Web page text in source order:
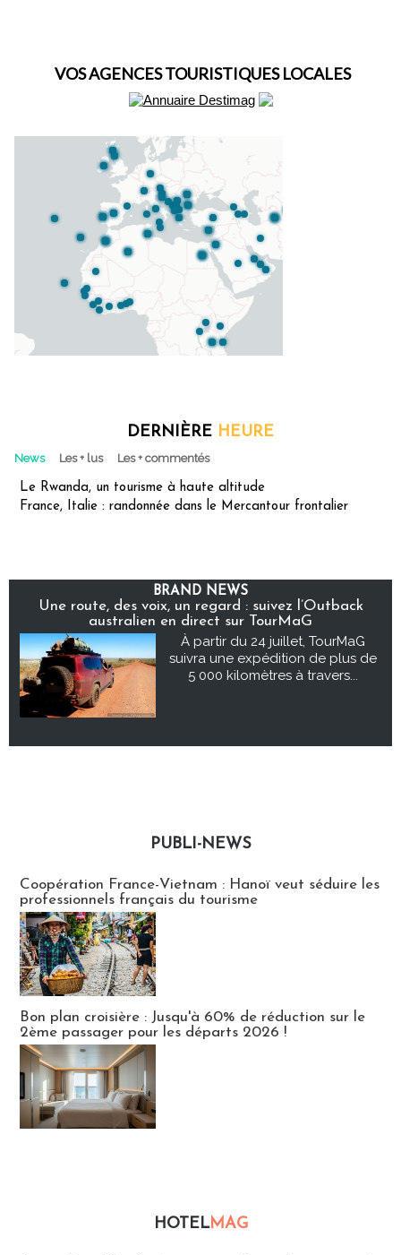
VOS AGENCES TOURISTIQUES LOCALES
DERNIÈRE HEURE
News Les + lus Les + commentés
Le Rwanda, un tourisme à haute altitude
France, Italie : randonnée dans le Mercantour frontalier
BRAND NEWS
Une route, des voix, un regard : suivez l’Outback
australien en direct sur TourMaG
À partir du 24 juillet, TourMaG
suivra une expédition de plus de
5 000 kilomètres à travers...
PUBLI-NEWS
Coopération France-Vietnam : Hanoï veut séduire les
professionnels français du tourisme
Bon plan croisière : Jusqu'à 60% de réduction sur le
2ème passager pour les départs 2026 !
HOTELMAG